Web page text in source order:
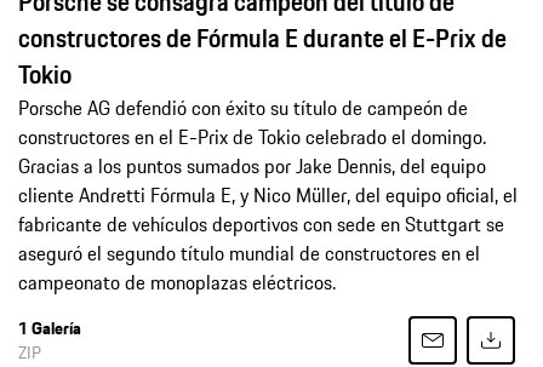
constructores de Fórmula E durante el E-Prix de
Tokio
Porsche AG defendió con éxito su título de campeón de
constructores en el E-Prix de Tokio celebrado el domingo.
Gracias a los puntos sumados por Jake Dennis, del equipo
cliente Andretti Fórmula E, y Nico Müller, del equipo oficial, el
fabricante de vehículos deportivos con sede en Stuttgart se
aseguró el segundo título mundial de constructores en el
campeonato de monoplazas eléctricos.
1 Galería
ZIP